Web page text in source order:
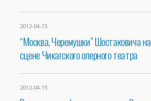
2012-04-15
“Москва, Черемушки” Шостаковича на
сцене Чикагского оперного театра
2012-04-15